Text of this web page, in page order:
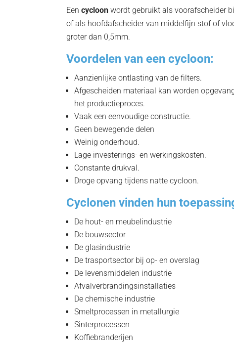
Eencycloon wordt gebruikt als voorafscheider
of als hoofdafscheider van middelfijn stof of
groter dan 0,5mm.
Voordelen van een cycloon:
Aanzienlijke ontlasting van de filters.
Afgescheiden materiaal kan worden
het productieproces.
Vaak een eenvoudige constructie.
Geen bewegende delen
Weinig onderhoud.
Lage investerings- en werkingskosten.
Constante drukval.
Droge opvang tijdens natte cycloon.
Cyclonen vinden hun
De hout- en meubelindustrie
De bouwsector
De glasindustrie
De trasportsector bij op- en overslag
De levensmiddelen industrie
Afvalverbrandingsinstallaties
De chemische industrie
Smeltprocessen in metallurgie
Sinterprocessen
Koffiebranderijen